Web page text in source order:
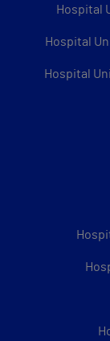
Hospital
Hospital
Hospital